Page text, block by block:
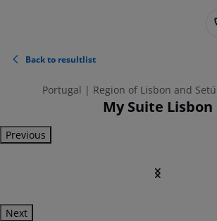
Back to resultlist
Portugal | Region of Lisbon and
My Suite Lisbon
Previous
Next